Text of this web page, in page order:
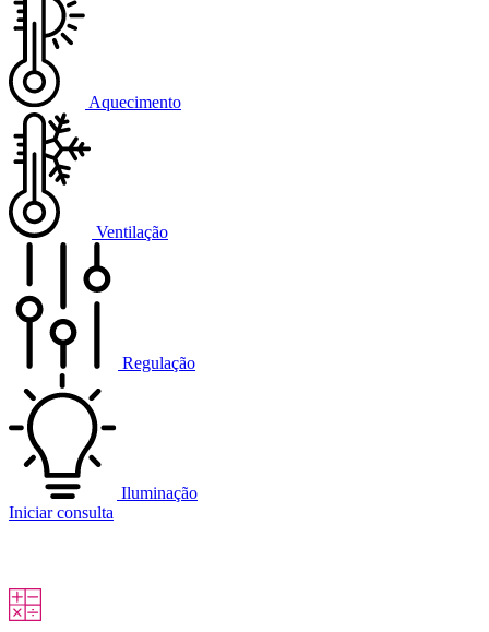
Aquecimento
Ventilação
Regulação
Iluminação
Iniciar consulta